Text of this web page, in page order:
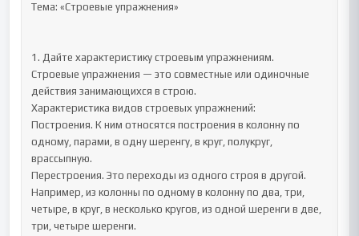
Тема: «Строевые упражнения»
1. Дайте характеристику строевым упражнениям.
Строевые упражнения — это совместные или одиночные
действия занимающихся в строю.
Характеристика видов строевых упражнений:
Построения. К ним относятся построения в колонну по
одному, парами, в одну шеренгу, в круг, полукруг,
врассыпную.
Перестроения. Это переходы из одного строя в другой.
Например, из колонны по одному в колонну по два, три,
четыре, в круг, в несколько кругов, из одной шеренги в две,
три, четыре шеренги.